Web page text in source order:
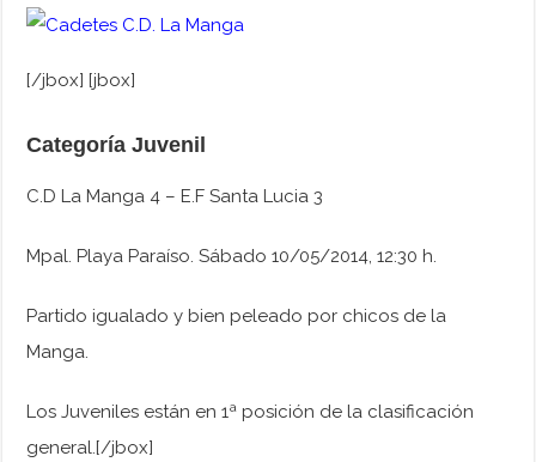
[/jbox] [jbox]
Categoría Juvenil
C.D La Manga 4 – E.F Santa Lucia 3
Mpal. Playa Paraíso. Sábado 10/05/2014, 12:30 h.
Partido igualado y bien peleado por chicos de la
Manga.
Los Juveniles están en 1ª posición de la clasificación
general.[/jbox]